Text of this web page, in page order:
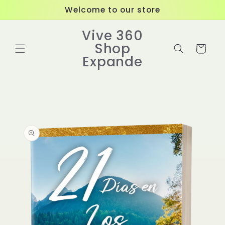
al contenido
Welcome to our store
Vive 360
Shop
Expande
Carrito